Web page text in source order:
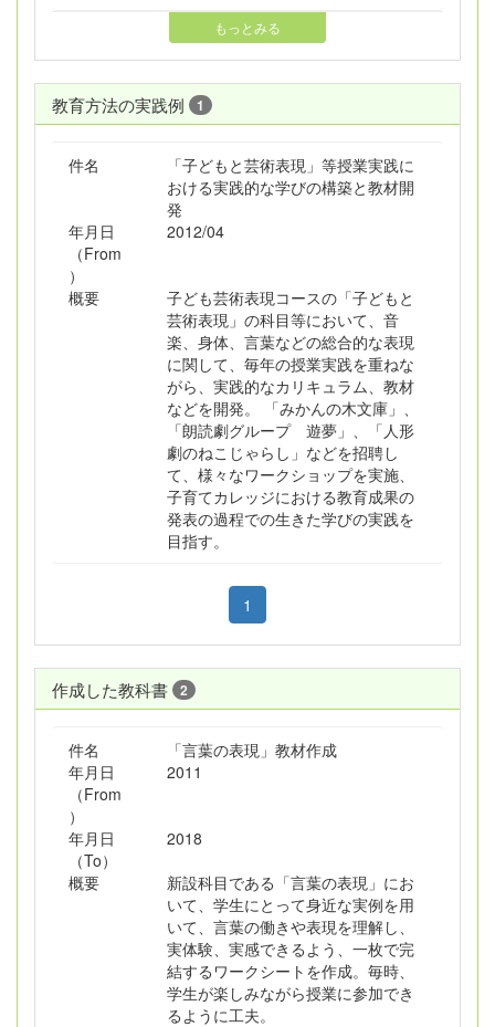
もっとみる
教育方法の実践例 1
件名
「子どもと芸術表現」等授業実践に
おける実践的な学びの構築と教材開
発
年月日
（From
）
2012/04
概要
子ども芸術表現コースの「子どもと
芸術表現」の科目等において、音
楽、身体、言葉などの総合的な表現
に関して、毎年の授業実践を重ねな
がら、実践的なカリキュラム、教材
などを開発。 「みかんの木文庫」、
「朗読劇グループ 遊夢」、「人形
劇のねこじゃらし」などを招聘し
て、様々なワークショップを実施、
子育てカレッジにおける教育成果の
発表の過程での生きた学びの実践を
目指す。
1
作成した教科書 2
件名
「言葉の表現」教材作成
年月日
（From
）
2011
年月日
（To）
2018
概要
新設科目である「言葉の表現」にお
いて、学生にとって身近な実例を用
いて、言葉の働きや表現を理解し、
実体験、実感できるよう、一枚で完
結するワークシートを作成。毎時、
学生が楽しみながら授業に参加でき
るように工夫。